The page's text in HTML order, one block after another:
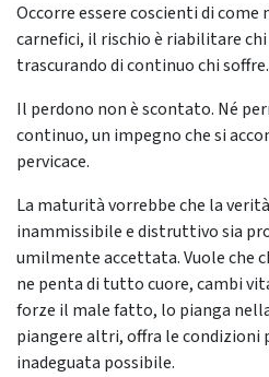
Occorre essere coscienti di
carnefici, il rischio è riabilitare
trascurando di continuo chi soffre.
Il perdono non è scontato. Né
continuo, un impegno che si
pervicace.
La maturità vorrebbe che la
inammissibile e distruttivo sia
umilmente accettata. Vuole che
ne penta di tutto cuore, cambi
forze il male fatto, lo pianga
piangere altri, offra le condizioni
inadeguata possibile.